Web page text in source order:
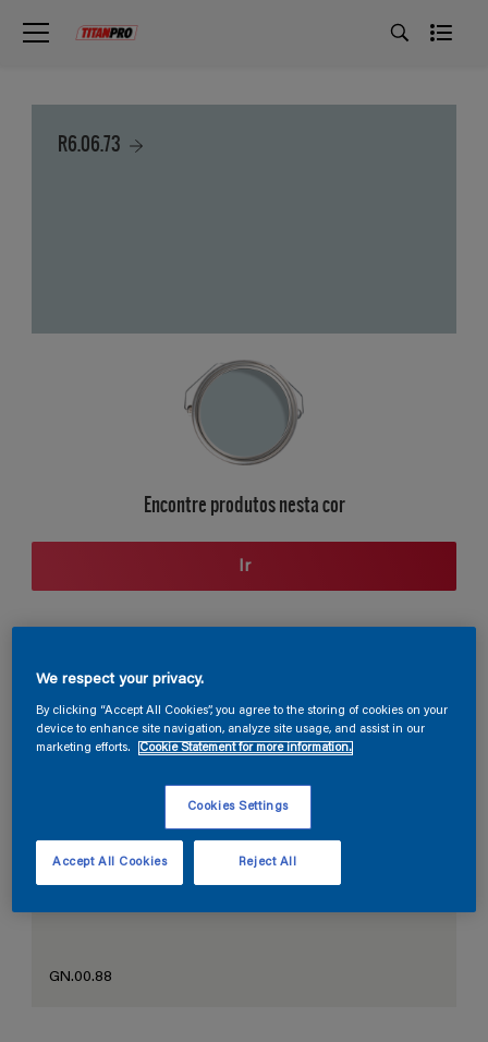
R6.06.73
Encontre produtos nesta cor
Ir
Seção de cores
GN.00.88
We respect your privacy.
By clicking “Accept All Cookies”, you agree to the storing of cookies on your
device to enhance site navigation, analyze site usage, and assist in our
marketing efforts.
Cookie Statement for more information.
Cookies Settings
Reject All
Accept All Cookies